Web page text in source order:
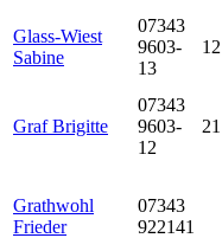
Glass-Wiest
Sabine
07343
9603-
13
12
Graf Brigitte
07343
9603-
12
21
Grathwohl
Frieder
07343
922141